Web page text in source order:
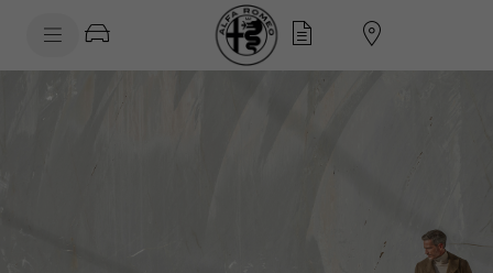
ÜBERSICHT